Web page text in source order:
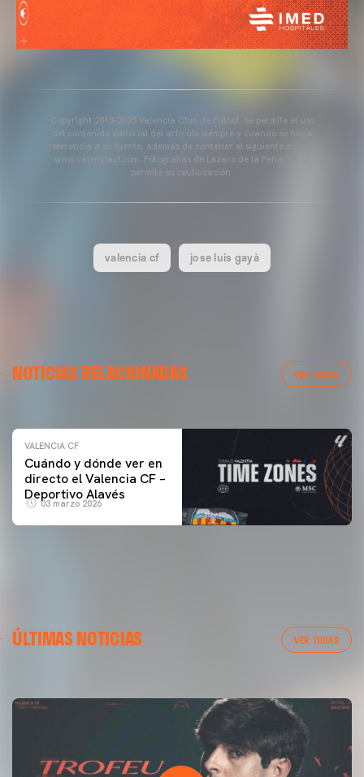
Copyright 2013-2025 Valencia Club de Fútbol. Se permite el uso
del contenido editorial del artículo siempre y cuando se haga
referencia a su fuente, además de contener el siguiente enlace:
www.valenciacf.com. Fotografías de Lázaro de la Peña, no se
permite su reutilización.
valencia cf jose luis gayà
NOTICIAS RELACIONADAS VER TODAS
ENTRENAMIENTO DEL VALENCIA CF 04/03/26
VALENCIA CF
Cuándo y dónde ver en
directo el Valencia CF –
Deportivo Alavés
03 marzo 2026
ÚLTIMAS NOTICIAS VER TODAS
54ª EDICIÓN TROFEU TARONJA